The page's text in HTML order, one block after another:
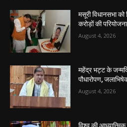
मसूरी विधानसभा
करोड़ों की
August 4, 2026
महेंद्र भट्ट के
पौधारोपण,
August 4, 2026
विश्व की